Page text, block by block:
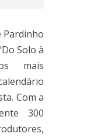
Pardinho
Solo à
mais
Com a
300